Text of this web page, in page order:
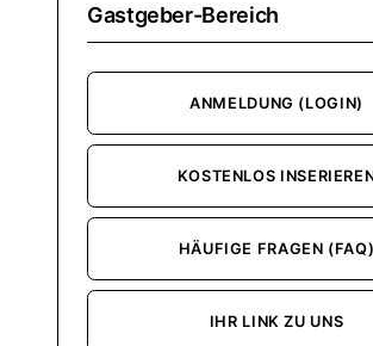
Gastgeber-Bereich
ANMELDUNG (LOGIN)
KOSTENLOS
HÄUFIGE FRAGEN (FAQ)
IHR LINK ZU UNS